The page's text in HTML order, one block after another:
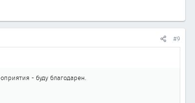
#9
- буду благодарен.